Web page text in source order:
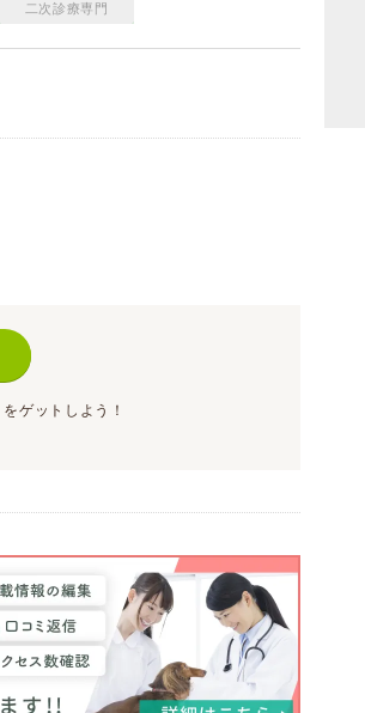
二次診療専門
をゲットしよう！